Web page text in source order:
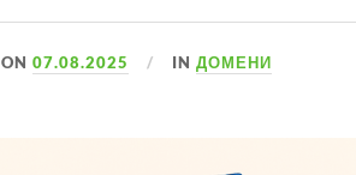
ON07.08.2025 INДОМЕНИ